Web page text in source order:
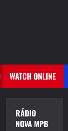
WATCH ONLINE
RÁDIO
NOVA MPB